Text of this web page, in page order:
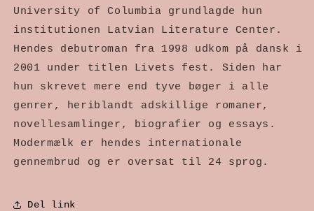
University of Columbia grundlagde hun
institutionen Latvian Literature Center.
Hendes debutroman fra 1998 udkom på dansk i
2001 under titlen Livets fest. Siden har
hun skrevet mere end tyve bøger i alle
genrer, heriblandt adskillige romaner,
novellesamlinger, biografier og essays.
Modermælk er hendes internationale
gennembrud og er oversat til 24 sprog.
Del link